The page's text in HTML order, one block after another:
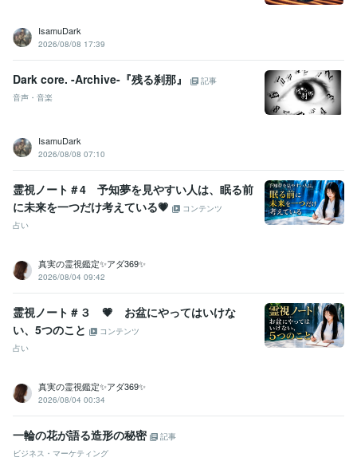
IsamuDark
2026/08/08 17:39
Dark core. -Archive-『残る刹那』
記事
音声・音楽
IsamuDark
2026/08/08 07:10
霊視ノート＃4 予知夢を見やすい人は、眠る前
に未来を一つだけ考えている💗
コンテンツ
占い
真実の霊視鑑定✨アダ369✨
2026/08/04 09:42
霊視ノート＃３ 💗 お盆にやってはいけな
い、5つのこと
コンテンツ
占い
真実の霊視鑑定✨アダ369✨
2026/08/04 00:34
一輪の花が語る造形の秘密
記事
ビジネス・マーケティング